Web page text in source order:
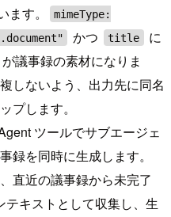
す。
mimeType:
かつ title
に
議事録の素材になりま
しないよう、出力先に同名
プします。
ツールでサブエージェ
録を同時に生成します。
直近の議事録から未完了
キストとして収集し、生